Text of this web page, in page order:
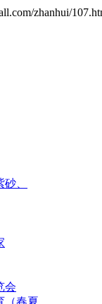
zhanhui/
、
会
（春夏